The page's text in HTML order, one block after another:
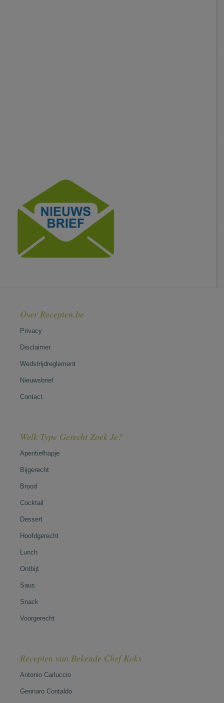
Over Recepten.be
Privacy
Disclaimer
Wedstrijdreglement
Nieuwsbrief
Contact
Welk Type Gerecht Zoek Je?
Aperitiefhapje
Bijgerecht
Brood
Cocktail
Dessert
Hoofdgerecht
Lunch
Ontbijt
Saus
Snack
Voorgerecht
Recepten van Bekende Chef Koks
Antonio Carluccio
Gennaro Contaldo